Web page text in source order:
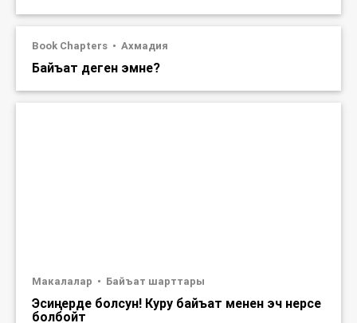
Book Chapters Ахмадия
Байъат деген эмне?
Макалалар Байъат шарттары
Эсиңерде болсун! Куру байъат менен эч нерсе
болбойт